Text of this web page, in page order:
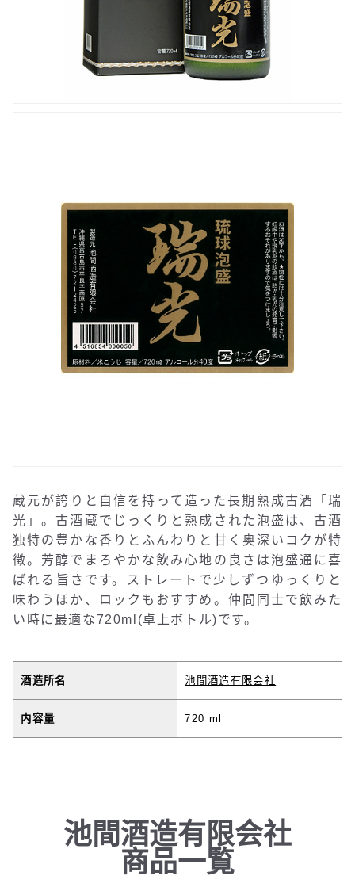
蔵元が誇りと自信を持って造った長期熟成古酒「瑞
光」。古酒蔵でじっくりと熟成された泡盛は、古酒
独特の豊かな香りとふんわりと甘く奥深いコクが特
徴。芳醇でまろやかな飲み心地の良さは泡盛通に喜
ばれる旨さです。ストレートで少しずつゆっくりと
味わうほか、ロックもおすすめ。仲間同士で飲みた
い時に最適な720ml(卓上ボトル)です。
酒造所名 池間酒造有限会社
内容量 720 ml
池間酒造有限会社
商品一覧